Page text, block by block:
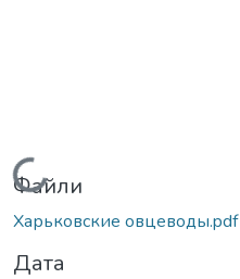
Вантажиться...
Файли
Харьковские овцеводы.pdf
Дата